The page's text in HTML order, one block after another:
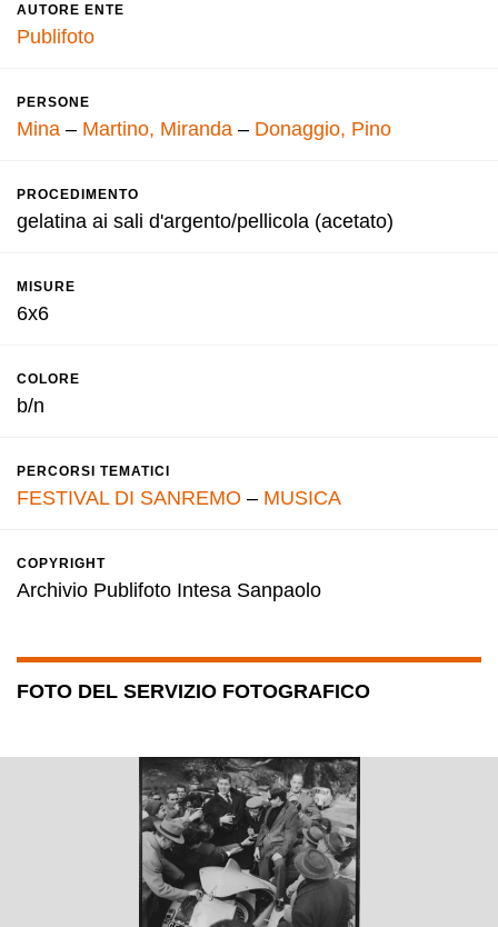
AUTORE ENTE
Publifoto
PERSONE
Mina – Martino, Miranda – Donaggio, Pino
PROCEDIMENTO
gelatina ai sali d'argento/pellicola (acetato)
MISURE
6x6
COLORE
b/n
PERCORSI TEMATICI
FESTIVAL DI SANREMO – MUSICA
COPYRIGHT
Archivio Publifoto Intesa Sanpaolo
FOTO DEL SERVIZIO FOTOGRAFICO